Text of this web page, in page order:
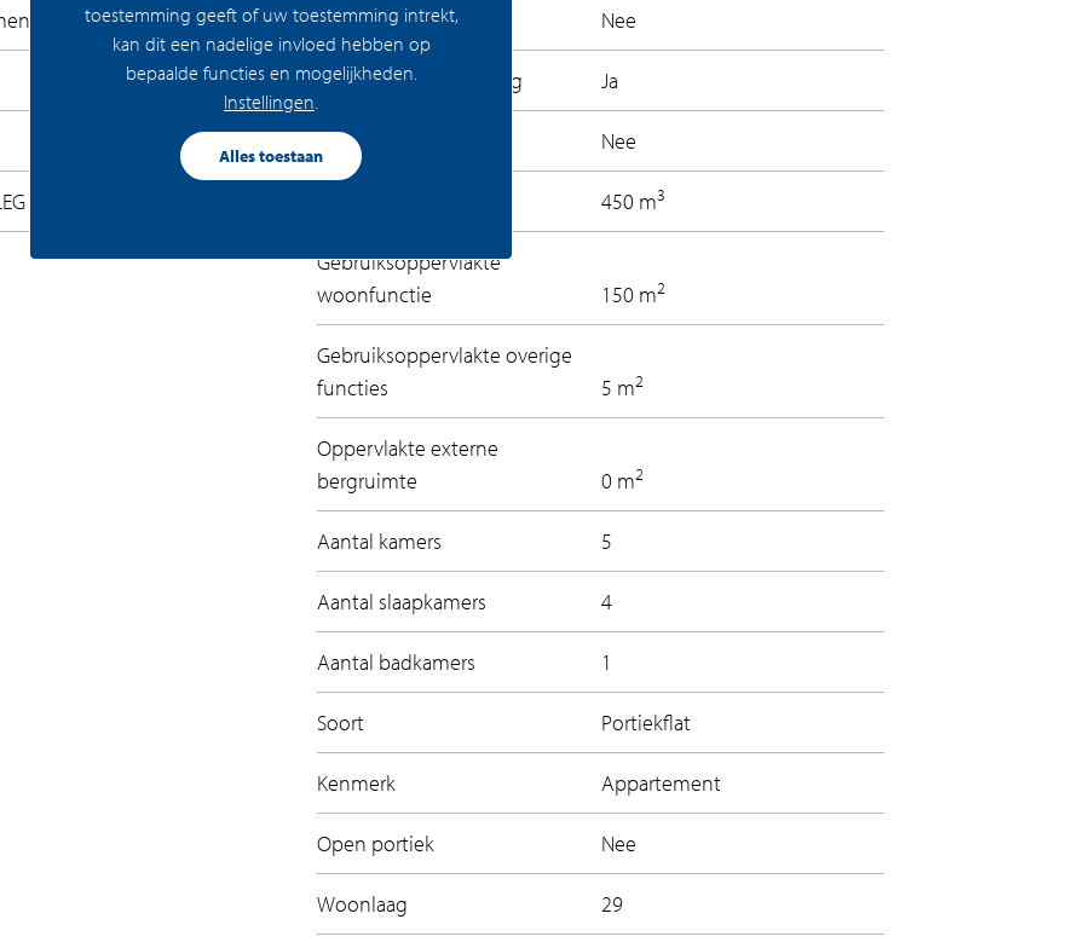
hoek van het gebouw. Bij binnenkomst valt
ramen in de woonkamer geven je echt
kun je nog een stap hoger. Vanuit
op. Het terras is gedeeltelijk overdekt,
huurappartementen met het beste
Wat dacht je bijvoorbeeld van een dakterras
restaurants en bars voor een hapje en
sauna en zwembad. Komen er familie of
Hotel. Blijven ze langer dan een
om de stad te verkennen. We kunnen
Bouwrijp Nee
Permanente bewoning Ja
Recreatiewoning Nee
450 m3
Gebruiksoppervlakte
woonfunctie
150 m2
Gebruiksoppervlakte overige
functies
5 m2
Oppervlakte externe
bergruimte
0 m2
Aantal kamers 5
Aantal slaapkamers 4
Aantal badkamers 1
Soort Portiekflat
Kenmerk Appartement
Open portiek Nee
Woonlaag 29
toestemming geeft of uw toestemming intrekt,
kan dit een nadelige invloed hebben op
bepaalde functies en mogelijkheden.
Instellingen
Alles toestaan